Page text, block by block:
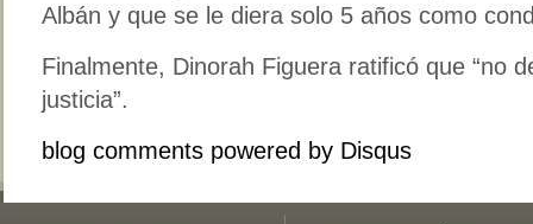
Albán y que se le diera solo 5 años como
Finalmente, Dinorah Figuera ratificó que “no
justicia”.
blog comments powered by Disqus